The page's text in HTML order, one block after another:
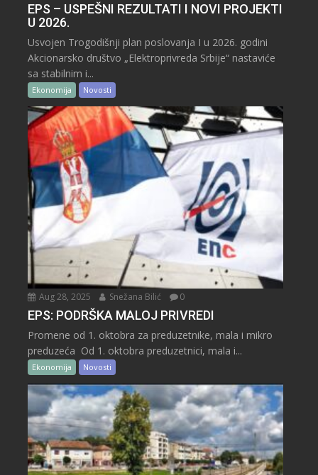
EPS – USPEŠNI REZULTATI I NOVI PROJEKTI
U 2026.
Usvojen Trogodišnji plan poslovanja I u 2026. godini
Akcionarsko društvo „Elektroprivreda Srbije“ nastaviće
sa stabilnim i...
Ekonomija Novosti
Aug 28, 2025 Snežana Bilić 0
EPS: PODRŠKA MALOJ PRIVREDI
Promene od 1. oktobra za preduzetnike, mala i mikro
preduzeća Od 1. oktobra preduzetnici, mala i...
Ekonomija Novosti